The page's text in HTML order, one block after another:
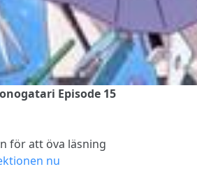
Episode 15
för att öva läsning
nu